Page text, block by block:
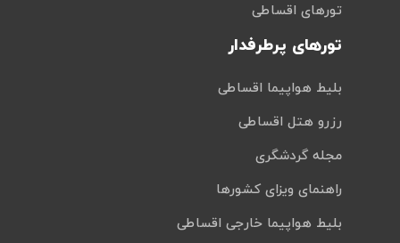
تورهای اقساطی
تورهای پرطرفدار
بلیط هواپیما اقساطی
رزرو هتل اقساطی
مجله گردشگری
راهنمای ویزای کشورها
بلیط هواپیما خارجی اقساطی